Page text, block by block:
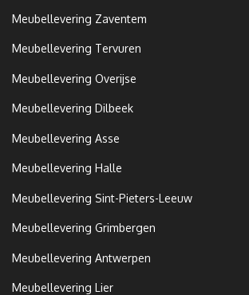
Meubellevering Zaventem
Meubellevering Tervuren
Meubellevering Overijse
Meubellevering Dilbeek
Meubellevering Asse
Meubellevering Halle
Meubellevering Sint-Pieters-Leeuw
Meubellevering Grimbergen
Meubellevering Antwerpen
Meubellevering Lier